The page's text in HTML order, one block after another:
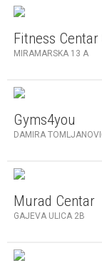
Fitness Centar
MIRAMARSKA 13 A
Gyms4you
DAMIRA
Murad Centar
GAJEVA ULICA 2B